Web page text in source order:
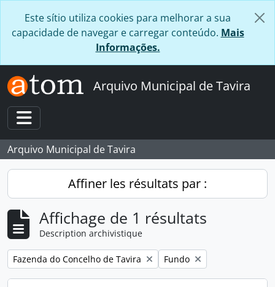
Este sítio utiliza cookies para melhorar a sua
capacidade de navegar e carregar conteúdo. Mais
Informações.
Arquivo Municipal de Tavira
Toggle navigation
Arquivo Municipal de Tavira
Affiner les résultats par :
Affichage de 1 résultats
Description archivistique
Remove filter:
Fazenda do Concelho de Tavira Remove filter:
Fundo